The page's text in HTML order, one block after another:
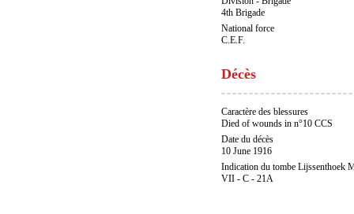
4th Brigade
National force
C.E.F.
Décès
Caractère des blessures
Died of wounds in n°10 CCS
Date du décès
10 June 1916
Indication du tombe Lijssenthoek
VII - C - 21A